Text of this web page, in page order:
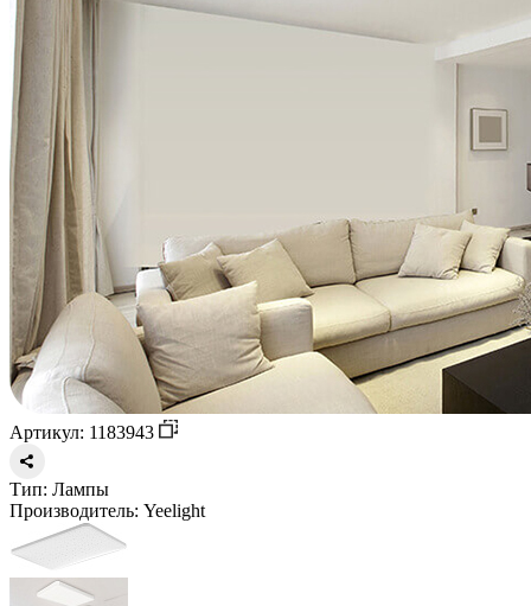
Артикул: 1183943
Тип: Лампы
Производитель: Yeelight